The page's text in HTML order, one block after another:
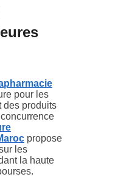
pour les
des produits
propose
les
la haute